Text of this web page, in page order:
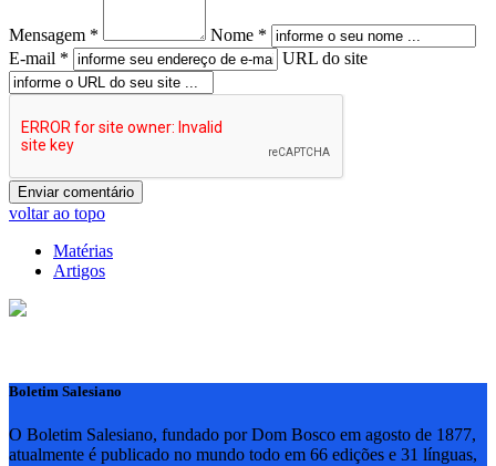
Mensagem *
Nome *
E-mail *
URL do site
voltar ao topo
Matérias
Artigos
Boletim Salesiano
O Boletim Salesiano, fundado por Dom Bosco em agosto de 1877,
atualmente é publicado no mundo todo em 66 edições e 31 línguas,